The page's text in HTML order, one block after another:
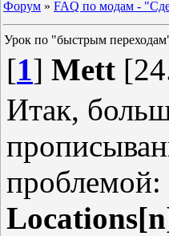
Форум » FAQ по модам -
Урок по "быстрым
[1] Mett
Итак,
проблемой: